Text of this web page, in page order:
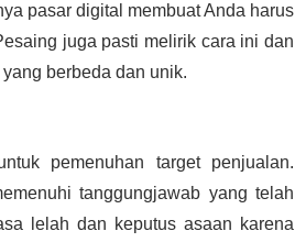
pasar digital membuat Anda harus
juga pasti melirik cara ini dan
berbeda dan unik.
pemenuhan target penjualan.
tanggungjawab yang telah
lelah dan keputus asaan karena